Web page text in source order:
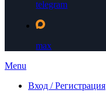
telegram
max
Menu
Вход / Регистрация